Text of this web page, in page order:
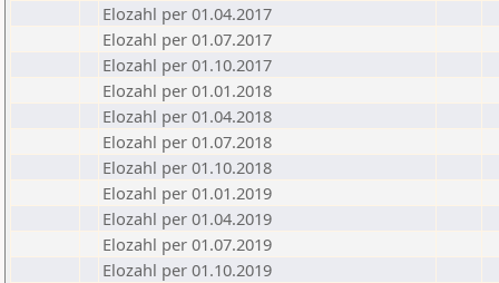
Elozahl per 01.04.2017
Elozahl per 01.07.2017
Elozahl per 01.10.2017
Elozahl per 01.01.2018
Elozahl per 01.04.2018
Elozahl per 01.07.2018
Elozahl per 01.10.2018
Elozahl per 01.01.2019
Elozahl per 01.04.2019
Elozahl per 01.07.2019
Elozahl per 01.10.2019